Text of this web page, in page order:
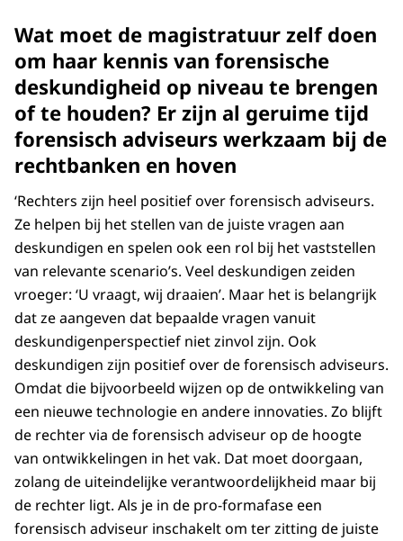
Wat moet de magistratuur zelf doen
om haar kennis van forensische
deskundigheid op niveau te brengen
of te houden? Er zijn al geruime tijd
forensisch adviseurs werkzaam bij de
rechtbanken en hoven
‘Rechters zijn heel positief over forensisch adviseurs.
Ze helpen bij het stellen van de juiste vragen aan
deskundigen en spelen ook een rol bij het vaststellen
van relevante scenario’s. Veel deskundigen zeiden
vroeger: ‘U vraagt, wij draaien’. Maar het is belangrijk
dat ze aangeven dat bepaalde vragen vanuit
deskundigenperspectief niet zinvol zijn. Ook
deskundigen zijn positief over de forensisch adviseurs.
Omdat die bijvoorbeeld wijzen op de ontwikkeling van
een nieuwe technologie en andere innovaties. Zo blijft
de rechter via de forensisch adviseur op de hoogte
van ontwikkelingen in het vak. Dat moet doorgaan,
zolang de uiteindelijke verantwoordelijkheid maar bij
de rechter ligt. Als je in de pro-formafase een
forensisch adviseur inschakelt om ter zitting de juiste